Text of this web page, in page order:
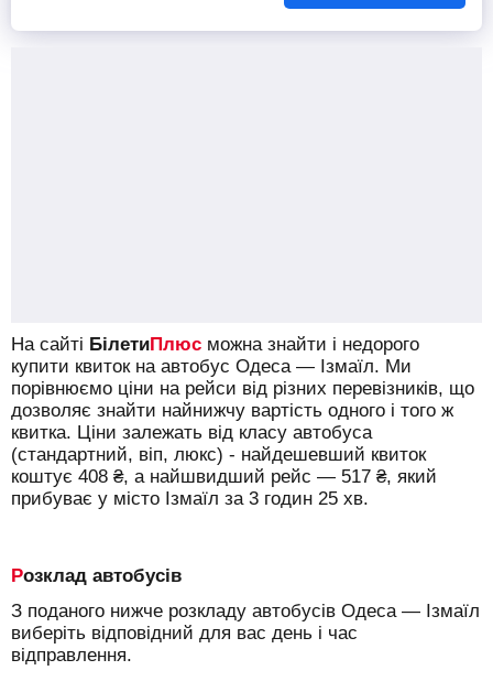
На сайті БілетиПлюс можна знайти і недорого
купити квиток на автобус Одеса — Ізмаїл. Ми
порівнюємо ціни на рейси від різних перевізників, що
дозволяє знайти найнижчу вартість одного і того ж
квитка. Ціни залежать від класу автобуса
(стандартний, віп, люкс) - найдешевший квиток
коштує 408 ₴, а найшвидший рейс — 517 ₴, який
прибуває у місто Ізмаїл за 3 годин 25 хв.
Розклад автобусів
З поданого нижче розкладу автобусів Одеса — Ізмаїл
виберіть відповідний для вас день і час
відправлення.